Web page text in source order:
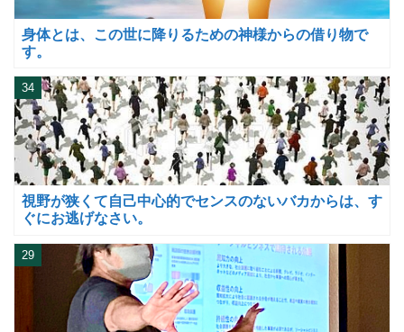
身体とは、この世に降りるための神様からの借り物で
す。
視野が狭くて自己中心的でセンスのないバカからは、す
ぐにお逃げなさい。
34
29